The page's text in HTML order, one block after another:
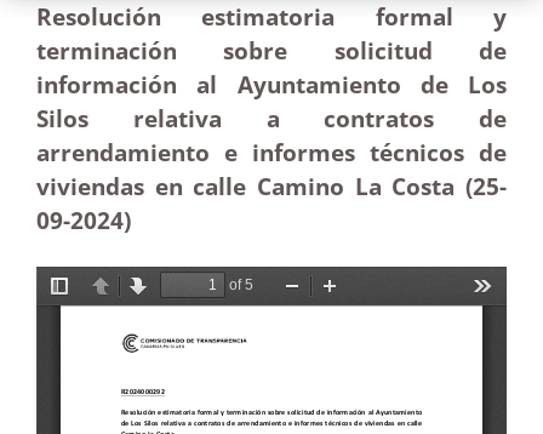
Resolución estimatoria formal y
terminación sobre solicitud de
información al Ayuntamiento de Los
Silos relativa a contratos de
arrendamiento e informes técnicos de
viviendas en calle Camino La Costa (25-
09-2024)